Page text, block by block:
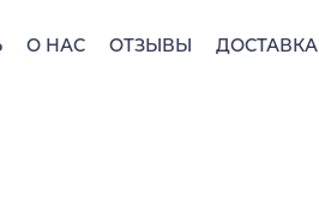
О НАС ОТЗЫВЫ ДОСТАВКА